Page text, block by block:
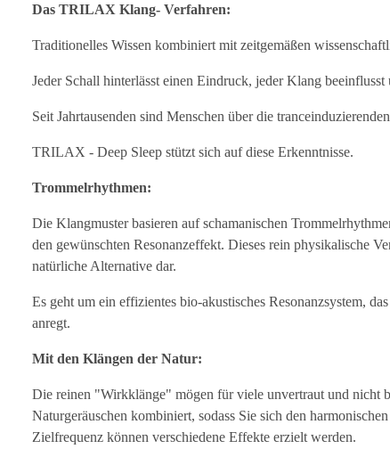
Das TRILAX Klang- Verfahren:
Traditionelles Wissen kombiniert mit zeitgemäßen
Jeder Schall hinterlässt einen Eindruck, jeder Klang
Seit Jahrtausenden sind Menschen über die
TRILAX - Deep Sleep stützt sich auf diese Erkenntnisse.
Trommelrhythmen:
Die Klangmuster basieren auf schamanischen
den gewünschten Resonanzeffekt. Dieses rein physikalische
natürliche Alternative dar.
Es geht um ein effizientes bio-akustisches Resonanzsystem,
anregt.
Mit den Klängen der Natur:
Die reinen "Wirkklänge" mögen für viele unvertraut und nicht
Naturgeräuschen kombiniert, sodass Sie sich den
Zielfrequenz können verschiedene Effekte erzielt werden.